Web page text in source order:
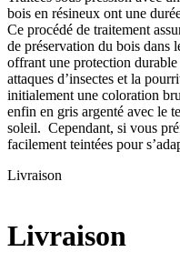
bois en résineux ont une
Ce procédé de traitement
de préservation du bois dans
offrant une protection
attaques d’insectes et la
initialement une coloration
enfin en gris argenté avec le
soleil. Cependant, si vous
facilement teintées pour
Livraison
Livraison